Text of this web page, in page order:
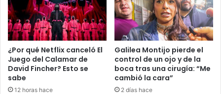
e
l
e
b
a
n
r
e
s
d
e
l
a
b
e
c
a
¿Por qué Netflix canceló El
Juego del Calamar de
David Fincher? Esto se
sabe
12 horas hace
Galilea Montijo pierde el
control de un ojo y de la
boca tras una cirugía: “Me
cambió la cara”
2 días hace